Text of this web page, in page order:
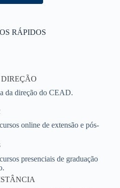
RÁPIDOS
da direção do CEAD.
online de extensão e pós-
presenciais de graduação